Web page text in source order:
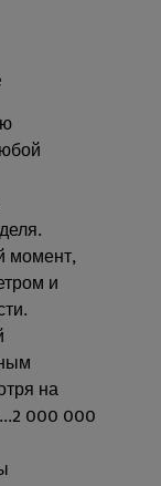
момент,
и
на
000 000